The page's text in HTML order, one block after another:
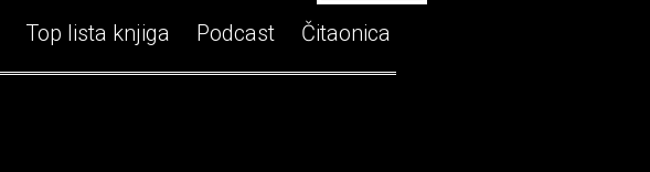
Top lista knjiga Podcast Čitaonica